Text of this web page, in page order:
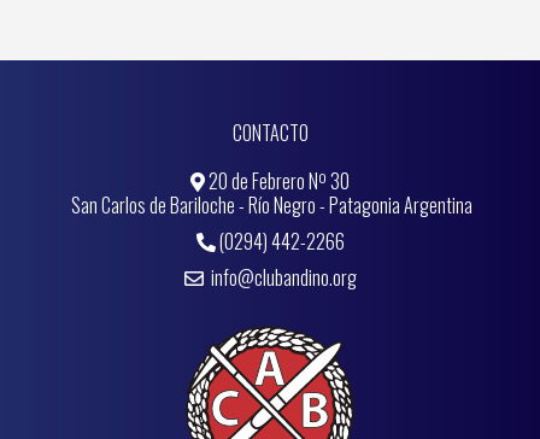
CONTACTO
20 de Febrero Nº 30
San Carlos de Bariloche - Río Negro - Patagonia Argentina
(0294) 442-2266
info@clubandino.org